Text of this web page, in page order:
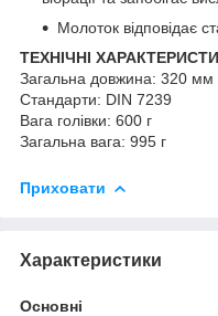
Молоток відповідає
ТЕХНІЧНІ
Загальна довжина: 320 мм
Стандарти: DIN 7239
Вага голівки: 600 г
Загальна вага: 995 г
Приховати
Характеристики
Основні